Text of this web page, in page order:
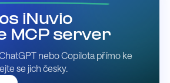
iNuvio
MCP server
nebo Copilota přímo ke
se jich česky.